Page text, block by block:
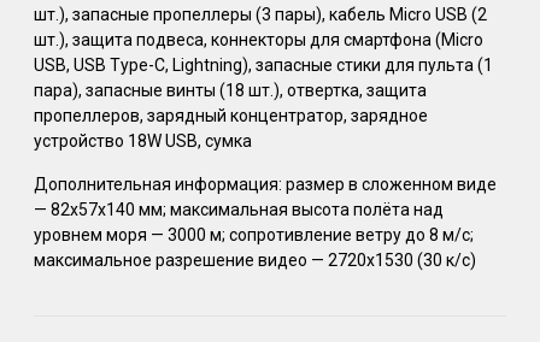
шт.), запасные пропеллеры (3 пары), кабель Micro USB (2
шт.), защита подвеса, коннекторы для смартфона (Micro
USB, USB Type-C, Lightning), запасные стики для пульта (1
пара), запасные винты (18 шт.), отвертка, защита
пропеллеров, зарядный концентратор, зарядное
устройство 18W USB, сумка
Дополнительная информация: размер в сложенном виде
— 82x57x140 мм; максимальная высота полёта над
уровнем моря — 3000 м; сопротивление ветру до 8 м/с;
максимальное разрешение видео — 2720x1530 (30 к/с)